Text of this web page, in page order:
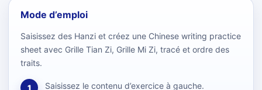
Mode d’emploi
Saisissez des Hanzi et créez une Chinese writing practice
sheet avec Grille Tian Zi, Grille Mi Zi, tracé et ordre des
traits.
1 Saisissez le contenu d’exercice à gauche.